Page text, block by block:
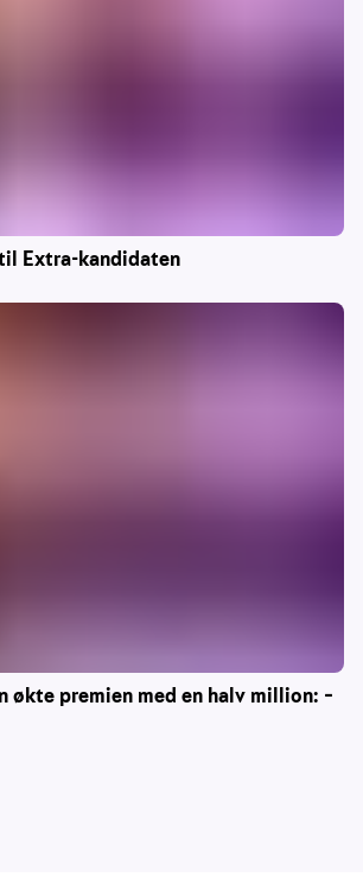
Extra-kandidaten
økte premien med en halv million: –